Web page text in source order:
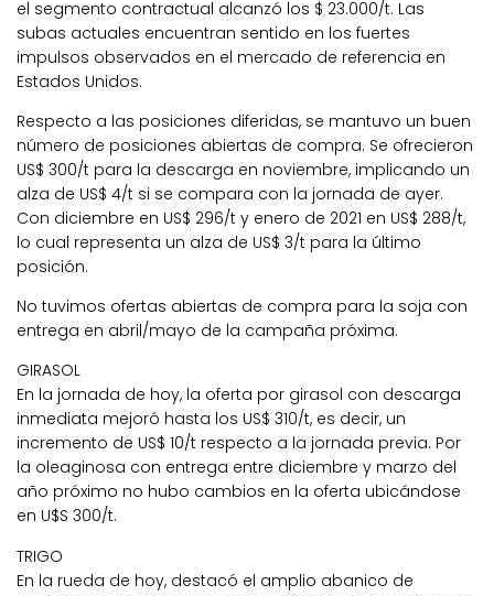
el segmento contractual alcanzó los $ 23.000/t. Las
subas actuales encuentran sentido en los fuertes
impulsos observados en el mercado de referencia en
Estados Unidos.
Respecto a las posiciones diferidas, se mantuvo un buen
número de posiciones abiertas de compra. Se ofrecieron
US$ 300/t para la descarga en noviembre, implicando un
alza de US$ 4/t si se compara con la jornada de ayer.
Con diciembre en US$ 296/t y enero de 2021 en US$ 288/t,
lo cual representa un alza de US$ 3/t para la último
posición.
No tuvimos ofertas abiertas de compra para la soja con
entrega en abril/mayo de la campaña próxima.
GIRASOL
En la jornada de hoy, la oferta por girasol con descarga
inmediata mejoró hasta los US$ 310/t, es decir, un
incremento de US$ 10/t respecto a la jornada previa. Por
la oleaginosa con entrega entre diciembre y marzo del
año próximo no hubo cambios en la oferta ubicándose
en U$S 300/t.
TRIGO
En la rueda de hoy, destacó el amplio abanico de